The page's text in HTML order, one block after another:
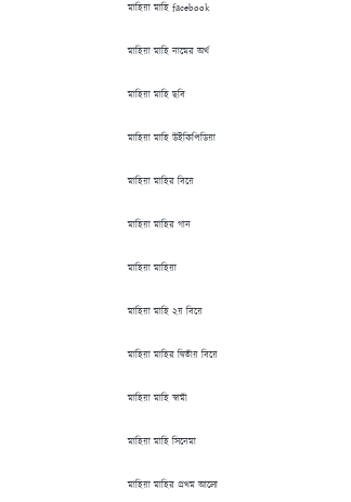
মাহিয়া মাহি facebook
মাহিয়া মাহি নামের অর্থ
মাহিয়া মাহি ছবি
মাহিয়া মাহি উইকিপিডিয়া
মাহিয়া মাহির বিয়ে
মাহিয়া মাহির গান
মাহিয়া মাহিয়া
মাহিয়া মাহি ২য় বিয়ে
মাহিয়া মাহির দ্বিতীয় বিয়ে
মাহিয়া মাহি স্বামী
মাহিয়া মাহি সিনেমা
মাহিয়া মাহির প্রথম আলো